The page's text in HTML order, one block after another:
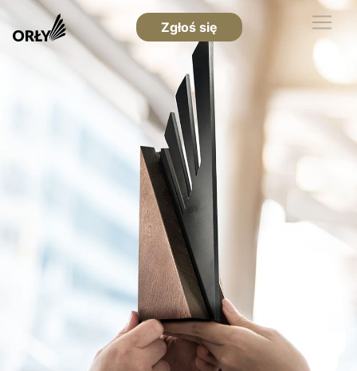
Zgłoś się